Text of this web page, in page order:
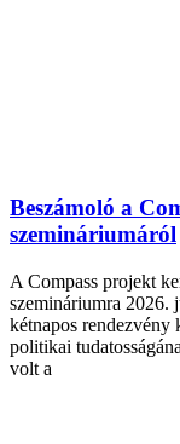
Beszámoló a
szemináriumáról
A Compass projekt
szemináriumra 2026.
kétnapos rendezvény
politikai
volt a